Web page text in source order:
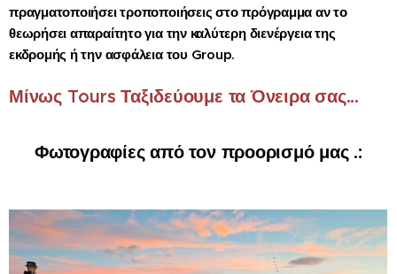
πραγματοποιήσει τροποποιήσεις στο πρόγραμμα αν το
θεωρήσει απαραίτητο για την καλύτερη διενέργεια της
εκδρομής ή την ασφάλεια του Group.
Μίνως Tours Ταξιδεύουμε τα Όνειρα σας...
Φωτογραφίες από τον προορισμό μας .: